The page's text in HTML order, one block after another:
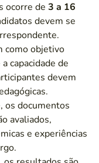
ocorre de 3 a 16
devem se
como objetivo
capacidade de
devem
os documentos
avaliados,
e experiências